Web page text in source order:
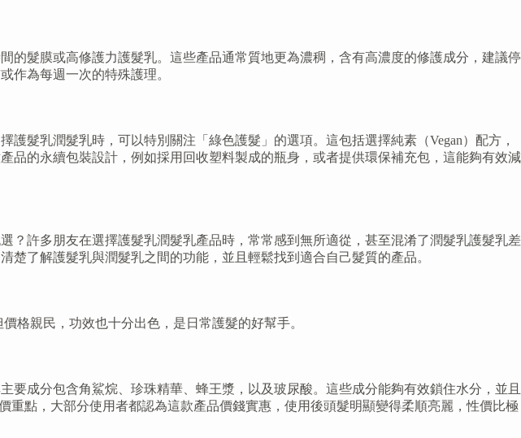
髮膜或高修護力護髮乳。這些產品通常質地更為濃稠，含有高濃度的修護成分，建議停
作為每週一次的特殊護理。
髮乳潤髮乳時，可以特別關注「綠色護髮」的選項。這包括選擇純素（Vegan）配方，
品的永續包裝設計，例如採用回收塑料製成的瓶身，或者提供環保補充包，這能夠有效減
許多朋友在選擇護髮乳潤髮乳產品時，常常感到無所適從，甚至混淆了潤髮乳護髮乳差
了解護髮乳與潤髮乳之間的功能，並且輕鬆找到適合自己髮質的產品。
格親民，功效也十分出色，是日常護髮的好幫手。
成分包含角鯊烷、珍珠精華、蜂王漿，以及玻尿酸。這些成分能夠有效鎖住水分，並且
點，大部分使用者都認為這款產品價錢實惠，使用後頭髮明顯變得柔順亮麗，性價比極